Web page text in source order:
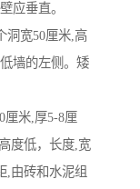
应垂直。
洞宽50厘米,高
墙的左侧。矮
厘米,厚5-8厘
度低，长度,宽
,由砖和水泥组